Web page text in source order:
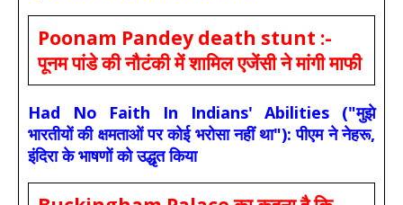
Poonam Pandey death stunt :-
पूनम पांडे की नौटंकी में शामिल एजेंसी ने मांगी माफी
Had No Faith In Indians' Abilities ("मुझे
भारतीयों की क्षमताओं पर कोई भरोसा नहीं था"): पीएम ने नेहरू,
इंदिरा के भाषणों को उद्धृत किया